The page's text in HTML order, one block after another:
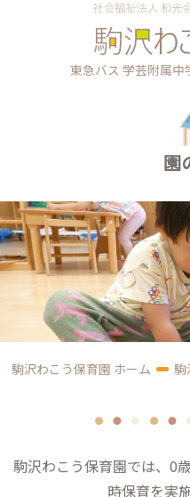
東急バス 学芸附属
園
駒沢わこう保育園 ホーム 駒
駒沢わこう保育園では、0
時保育を実